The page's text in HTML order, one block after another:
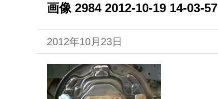
画像 2984 2012-10-19 14-03-57
2012年10月23日